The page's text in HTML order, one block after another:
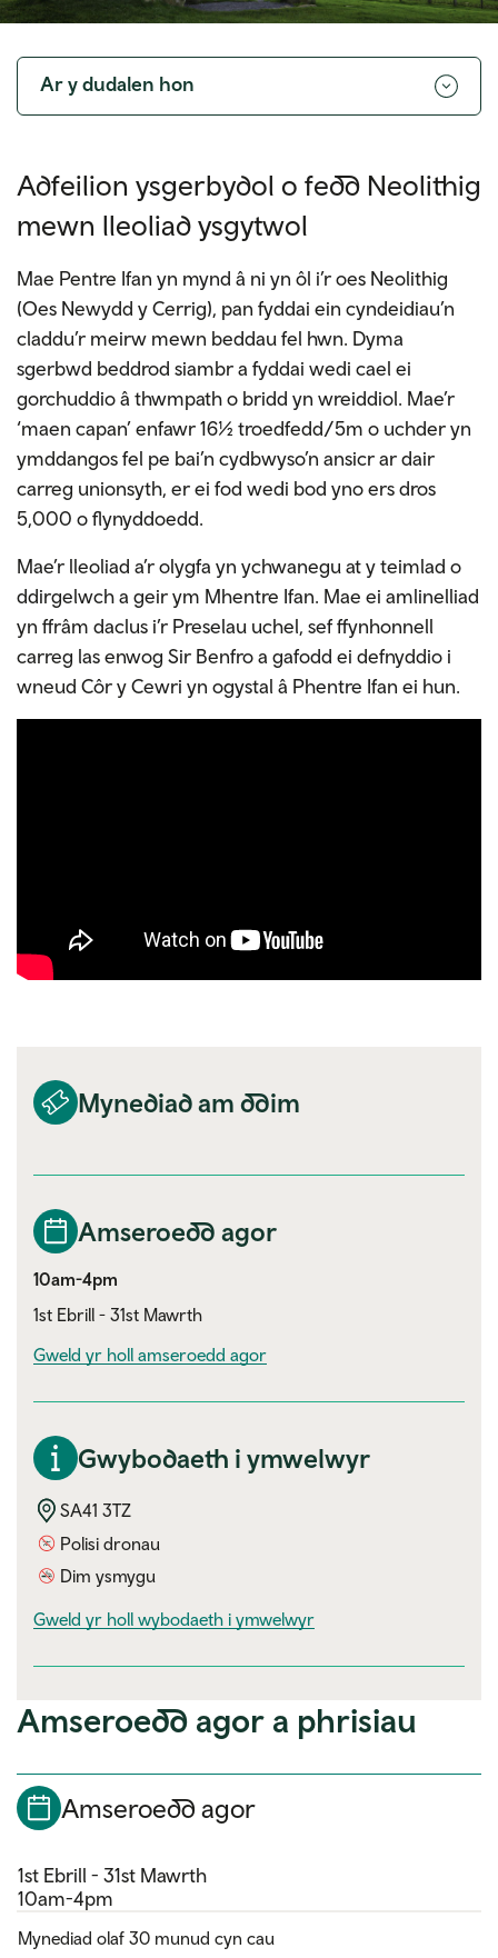
Toggle
Ar y dudalen hon
navigation
Mynediad am ddim
Amseroedd agor
10am-4pm
1st Ebrill - 31st Mawrth
Gweld yr holl amseroedd agor
Gwybodaeth i ymwelwyr
SA41 3TZ
Polisi dronau
Dim ysmygu
Gweld yr holl wybodaeth i ymwelwyrvisitor information
Adfeilion ysgerbydol o fedd Neolithig
mewn lleoliad ysgytwol
Mae Pentre Ifan yn mynd â ni yn ôl i’r oes Neolithig
(Oes Newydd y Cerrig), pan fyddai ein cyndeidiau’n
claddu’r meirw mewn beddau fel hwn. Dyma
sgerbwd beddrod siambr a fyddai wedi cael ei
gorchuddio â thwmpath o bridd yn wreiddiol. Mae’r
‘maen capan’ enfawr 16½ troedfedd/5m o uchder yn
ymddangos fel pe bai’n cydbwyso’n ansicr ar dair
carreg unionsyth, er ei fod wedi bod yno ers dros
5,000 o flynyddoedd.
Mae’r lleoliad a’r olygfa yn ychwanegu at y teimlad o
ddirgelwch a geir ym Mhentre Ifan. Mae ei amlinelliad
yn ffrâm daclus i’r Preselau uchel, sef ffynhonnell
carreg las enwog Sir Benfro a gafodd ei defnyddio i
wneud Côr y Cewri yn ogystal â Phentre Ifan ei hun.
Amseroedd agor a phrisiau
Amseroedd agor
1st Ebrill - 31st Mawrth
10am-4pm
Mynediad olaf 30 munud cyn cau